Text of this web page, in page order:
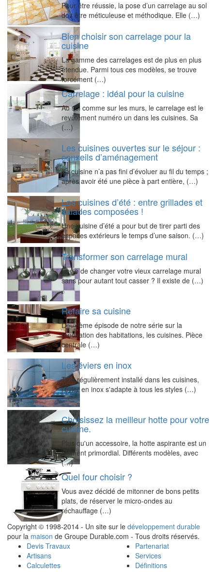
Pour être réussie, la pose d’un carrelage au sol
doit être méticuleuse et méthodique. Elle (…)
Bien choisir son carrelage pour la
cuisine
La gamme des carrelages est de plus en plus
étendue. Parmi tous ces modèles, se trouve
forcément (…)
Carrelage : idéal pour la cuisine
Au sol comme sur les murs, le carrelage est le
revêtement numéro un dans les cuisines. Sa
(…)
Les cuisines ouvertes sur le séjour :
conseils d’aménagement
La cuisine n’a pas fini d’évoluer au fil du temps ;
après avoir été une pièce à part entière, (…)
Les cuisines d’été : entre grillades et
salades composées !
Une cuisine d’été a pour but de tirer parti des
espaces extérieurs le temps d’une saison. (…)
Transformer son carrelage mural
Envie de changer votre vieux carrelage mural
sans pour autant tout casser ? Il existe de (…)
Refaire sa cuisine
Deuxième épisode de notre série sur la
rénovation des habitations, les cuisines. Pièce
centrale (…)
Les éviers en inox
Très régulièrement installé dans les cuisines,
l'évier en inox s'adapte à tous les styles (…)
Choisissez la meilleur hotte pour votre
cuisine.
Plus qu'un accessoire, la hotte aspirante est un
élément primordial. Différents modèles, avec
(…)
Quel four choisir ?
Vous avez décidé de mitonner de bons petits
plats, de réserver le micro-ondes au
réchauffage (…)
Copyright © 1998-2014 - Un site sur le développement durable
pour la maison de Groupe Durable.com - Tous droits réservés.
Devis Travaux
Artisans
Calculettes
Partenariat
Services
Définitions